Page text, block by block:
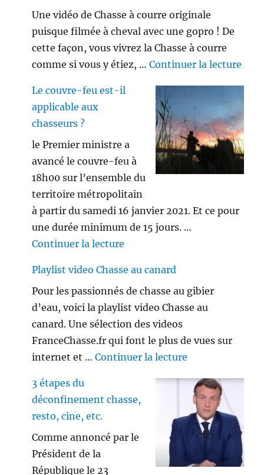
Une vidéo de Chasse à courre originale
puisque filmée à cheval avec une gopro ! De
cette façon, vous vivrez la Chasse à courre
comme si vous y étiez, …Continuer la lecture
Le couvre-feu est-il
applicable aux
chasseurs ?
le Premier ministre a
avancé le couvre-feu à
18h00 sur l’ensemble du
territoire métropolitain
à partir du samedi 16 janvier 2021. Et ce pour
une durée minimum de 15 jours. …
Continuer la lecture
Playlist video Chasse au canard
Pour les passionnés de chasse au gibier
d’eau, voici la playlist video Chasse au
canard. Une sélection des videos
FranceChasse.fr qui font le plus de vues sur
internet et …Continuer la lecture
3 étapes du
déconfinement chasse,
resto, cine, etc.
Comme annoncé par le
Président de la
République le 23